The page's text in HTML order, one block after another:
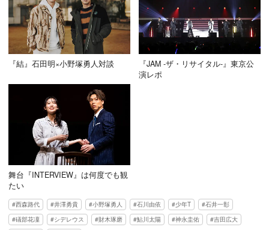
『結』石田明×小野塚勇人対談
『JAM -ザ・リサイタル-』東京公
演レポ
舞台『INTERVIEW』は何度でも観
たい
西森路代 井澤勇貴 小野塚勇人 石川由依 少年T
石井一彰
礒部花凜
シデレウス 財木琢磨 鮎川太陽 神永圭佑
吉田広大